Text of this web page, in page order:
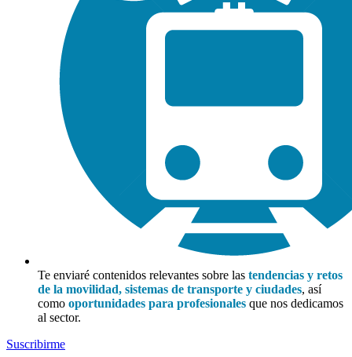
Te enviaré contenidos relevantes sobre las tendencias y retos
de la movilidad, sistemas de transporte y ciudades, así
como oportunidades para profesionales que nos dedicamos
al sector.
Suscribirme